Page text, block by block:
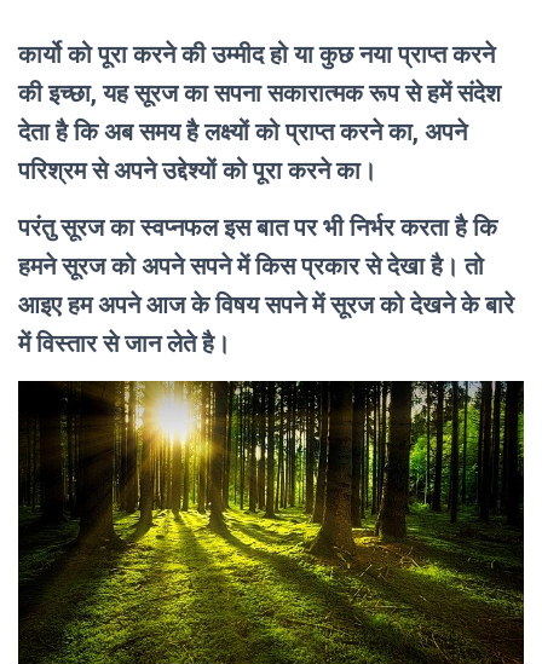
कार्यो को पूरा करने की उम्मीद हो या कुछ नया प्राप्त करने
की इच्छा, यह सूरज का सपना सकारात्मक रूप से हमें संदेश
देता है कि अब समय है लक्ष्यों को प्राप्त करने का, अपने
परिश्रम से अपने उद्देश्यों को पूरा करने का।
परंतु सूरज का स्वप्नफल इस बात पर भी निर्भर करता है कि
हमने सूरज को अपने सपने में किस प्रकार से देखा है। तो
आइए हम अपने आज के विषय सपने में सूरज को देखने के बारे
में विस्तार से जान लेते है।